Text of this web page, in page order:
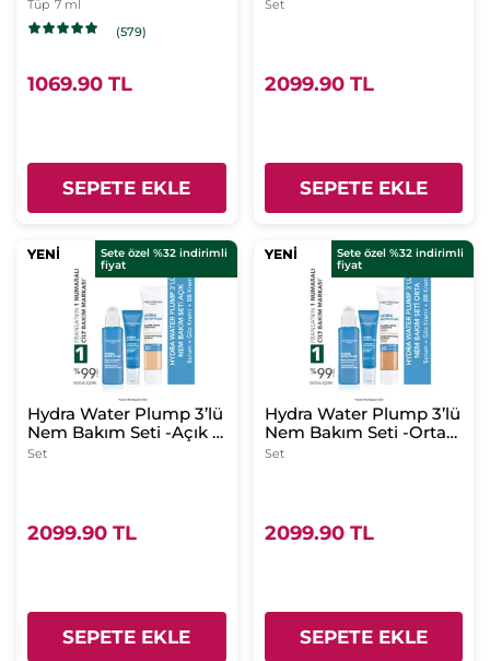
Tüp 7 ml
(579)
1069.90 TL
SEPETE EKLE
Set
2099.90 TL
SEPETE EKLE
YENİ
YENİ
Sete özel %32 indirimli
fiyat
Hydra Water Plump 3’lü
Nem Bakım Seti -Açık -
Serum 30 ml &Göz
Set
2099.90 TL
SEPETE EKLE
YENİ
YENİ
Sete özel %32 indirimli
fiyat
Hydra Water Plump 3’lü
Nem Bakım Seti -Orta-
Serum 30 ml &Göz
Set
2099.90 TL
SEPETE EKLE